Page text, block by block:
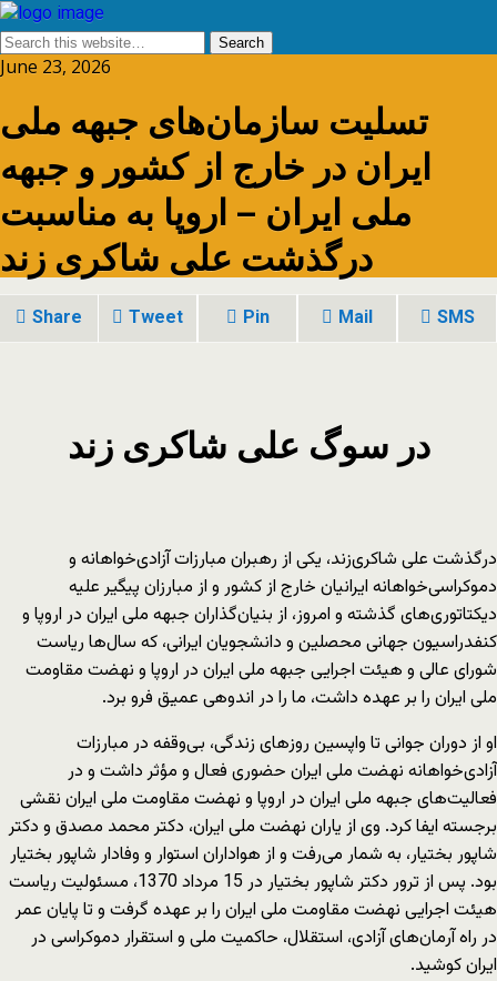
June 23, 2026
تسلیت سازمان‌های جبهه ملی
ایران در خارج از کشور و جبهه
ملی ایران – اروپا به مناسبت
درگذشت علی شاکری زند
Share Tweet Pin Mail SMS
در سوگ علی شاکری زند
درگذشت علی شاکری‌زند، یکی از رهبران مبارزات آزادی‌خواهانه و
دموکراسی‌خواهانه ایرانیان خارج از کشور و از مبارزان پیگیر علیه
دیکتاتوری‌های گذشته و امروز، از بنیان‌گذاران جبهه ملی ایران در اروپا و
کنفدراسیون جهانی محصلین و دانشجویان ایرانی، که سال‌ها ریاست
شورای عالی و هیئت اجرایی جبهه ملی ایران در اروپا و نهضت مقاومت
ملی ایران را بر عهده داشت، ما را در اندوهی عمیق فرو برد.
او از دوران جوانی تا واپسین روزهای زندگی، بی‌وقفه در مبارزات
آزادی‌خواهانه نهضت ملی ایران حضوری فعال و مؤثر داشت و در
فعالیت‌های جبهه ملی ایران در اروپا و نهضت مقاومت ملی ایران نقشی
برجسته ایفا کرد. وی از یاران نهضت ملی ایران، دکتر محمد مصدق و دکتر
شاپور بختیار، به شمار می‌رفت و از هواداران استوار و وفادار شاپور بختیار
بود. پس از ترور دکتر شاپور بختیار در 15 مرداد 1370، مسئولیت ریاست
هیئت اجرایی نهضت مقاومت ملی ایران را بر عهده گرفت و تا پایان عمر
در راه آرمان‌های آزادی، استقلال، حاکمیت ملی و استقرار دموکراسی در
ایران کوشید.